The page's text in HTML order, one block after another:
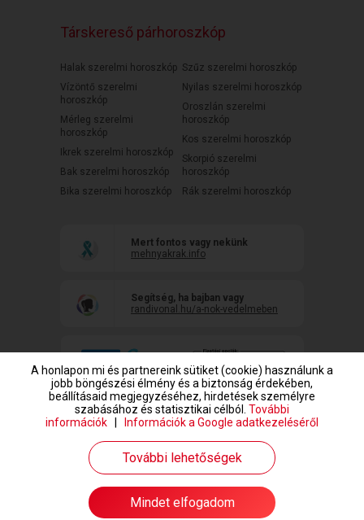
Társkereső párhoroszkóp
Halak szerelmi horoszkóp
Vízöntő szerelmi
horoszkóp
Mérleg szerelmi
horoszkóp
Ikrek szerelmi horoszkóp
Bak szerelmi horoszkóp
Bika szerelmi horoszkóp
Szűz szerelmi horoszkóp
Nyilas szerelmi horoszkóp
Oroszlán szerelmi
horoszkóp
Kos szerelmi horoszkóp
Skorpió szerelmi
horoszkóp
Rák szerelmi horoszkóp
Mert fontos vagy nekünk
mehnyakrak.info
Segítség, ha bajban vagy
randivonal.hu/a-nok-vedelmeben
www.randivonal.hu © Copyright 1999-2026 Dating Central Europe Zrt.
A honlapon mi és partnereink sütiket (cookie) használunk a
jobb böngészési élmény és a biztonság érdekében,
beállításaid megjegyzéséhez, hirdetések személyre
szabásához és statisztikai célból. További
információk
Információk a Google adatkezeléséről
További lehetőségek
Mindet elfogadom